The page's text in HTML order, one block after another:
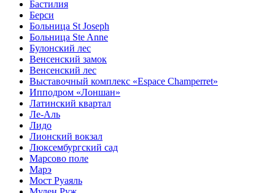
Бастилия
Берси
Больница St Joseph
Больница Ste Anne
Булонский лес
Венсенский замок
Венсенский лес
Выставочный комплекс «Espace Champerret»
Ипподром «Лоншан»
Латинский квартал
Ле-Аль
Лидо
Лионский вокзал
Люксембургский сад
Марсово поле
Марэ
Мост Руаяль